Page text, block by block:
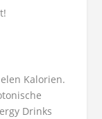
Kalorien.
Drinks